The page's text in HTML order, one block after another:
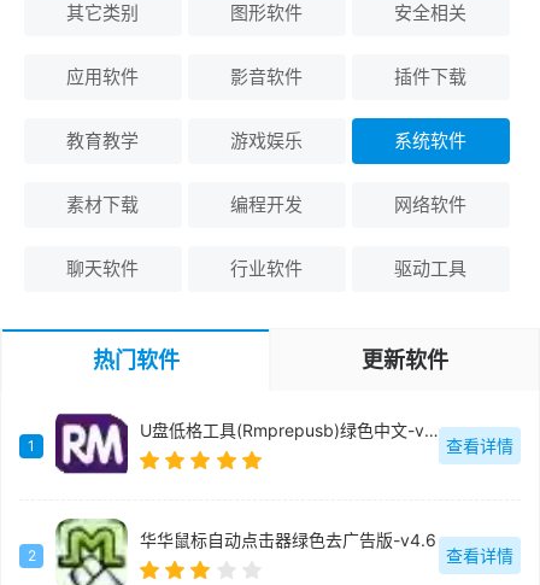
其它类别 图形软件 安全相关
应用软件 影音软件 插件下载
教育教学 游戏娱乐 系统软件
素材下载 编程开发 网络软件
聊天软件 行业软件 驱动工具
热门软件 更新软件
1
U盘低格工具(Rmprepusb)绿色中文-v2.1.744
查看详情
2
华华鼠标自动点击器绿色去广告版-v4.6
查看详情